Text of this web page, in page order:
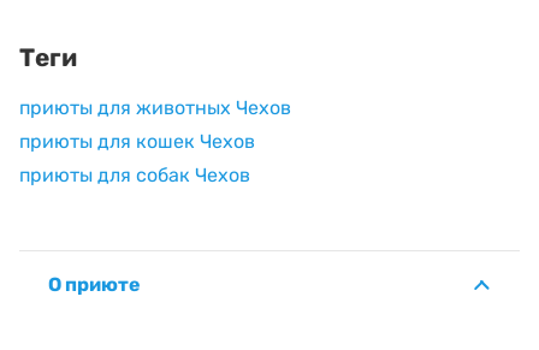
Теги
приюты для животных Чехов
приюты для кошек Чехов
приюты для собак Чехов
О приюте